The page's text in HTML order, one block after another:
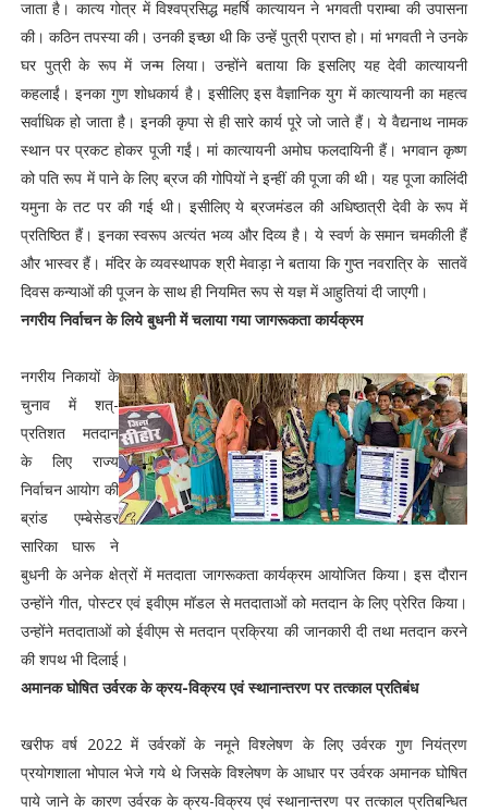
जाता है। कात्य गोत्र में विश्वप्रसिद्ध महर्षि कात्यायन ने भगवती पराम्बा की उपासना
की। कठिन तपस्या की। उनकी इच्छा थी कि उन्हें पुत्री प्राप्त हो। मां भगवती ने उनके
घर पुत्री के रूप में जन्म लिया। उन्होंने बताया कि इसलिए यह देवी कात्यायनी
कहलाईं। इनका गुण शोधकार्य है। इसीलिए इस वैज्ञानिक युग में कात्यायनी का महत्व
सर्वाधिक हो जाता है। इनकी कृपा से ही सारे कार्य पूरे जो जाते हैं। ये वैद्यनाथ नामक
स्थान पर प्रकट होकर पूजी गईं। मां कात्यायनी अमोघ फलदायिनी हैं। भगवान कृष्ण
को पति रूप में पाने के लिए ब्रज की गोपियों ने इन्हीं की पूजा की थी। यह पूजा कालिंदी
यमुना के तट पर की गई थी। इसीलिए ये ब्रजमंडल की अधिष्ठात्री देवी के रूप में
प्रतिष्ठित हैं। इनका स्वरूप अत्यंत भव्य और दिव्य है। ये स्वर्ण के समान चमकीली हैं
और भास्वर हैं। मंदिर के व्यवस्थापक श्री मेवाड़ा ने बताया कि गुप्त नवरात्रि के सातवें
दिवस कन्याओं की पूजन के साथ ही नियमित रूप से यज्ञ में आहुतियां दी जाएगी।
नगरीय निर्वाचन के लिये बुधनी में चलाया गया जागरूकता कार्यक्रम
नगरीय निकायों के
चुनाव में शत्-
प्रतिशत मतदान
के लिए राज्य
निर्वाचन आयोग की
ब्रांड एम्बेसेडर
सारिका घारू ने
बुधनी के अनेक क्षेत्रों में मतदाता जागरूकता कार्यक्रम आयोजित किया। इस दौरान
उन्होंने गीत, पोस्टर एवं इवीएम मॉडल से मतदाताओं को मतदान के लिए प्रेरित किया।
उन्होंने मतदाताओं को ईवीएम से मतदान प्रक्रिया की जानकारी दी तथा मतदान करने
की शपथ भी दिलाई।
अमानक घोषित उर्वरक के क्रय-विक्रय एवं स्थानान्तरण पर तत्काल प्रतिबंध
खरीफ वर्ष 2022 में उर्वरकों के नमूने विश्लेषण के लिए उर्वरक गुण नियंत्रण
प्रयोगशाला भोपाल भेजे गये थे जिसके विश्लेषण के आधार पर उर्वरक अमानक घोषित
पाये जाने के कारण उर्वरक के क्रय-विक्रय एवं स्थानान्तरण पर तत्काल प्रतिबन्धित